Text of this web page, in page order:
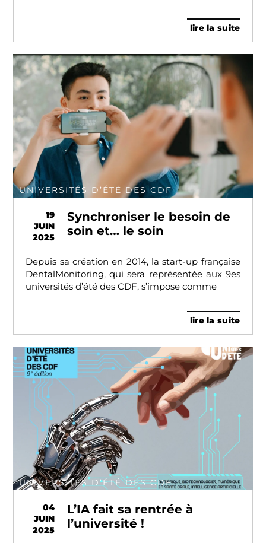
lire la suite
UNIVERSITÉS D’ÉTÉ DES CDF
19
JUIN
2025
Synchroniser le besoin de
soin et… le soin
Depuis sa création en 2014, la start-up française
DentalMonitoring, qui sera représentée aux 9es
universités d’été des CDF, s’impose comme
lire la suite
UNIVERSITÉS D’ÉTÉ DES CDF
04
JUIN
2025
L’IA fait sa rentrée à
l’université !